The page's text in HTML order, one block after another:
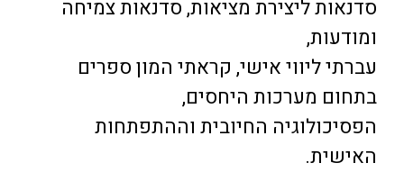
סדנאות ליצירת מציאות, סדנאות צמיחה
ומודעות,
עברתי ליווי אישי, קראתי המון ספרים
בתחום מערכות היחסים,
הפסיכולוגיה החיובית וההתפתחות
האישית.